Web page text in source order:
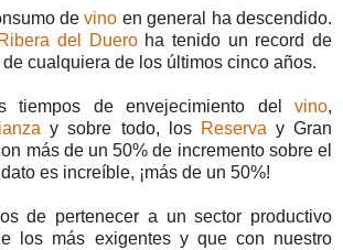
devino en general ha descendido.
Ribera del Dueroha tenido un record de
cualquiera de los últimos cinco años.
tiempos de envejecimiento del vino,
y sobre todo, los Reserva y Gran
más de un 50% de incremento sobre el
es increíble, ¡más de un 50%!
de pertenecer a un sector productivo
los más exigentes y que con nuestro